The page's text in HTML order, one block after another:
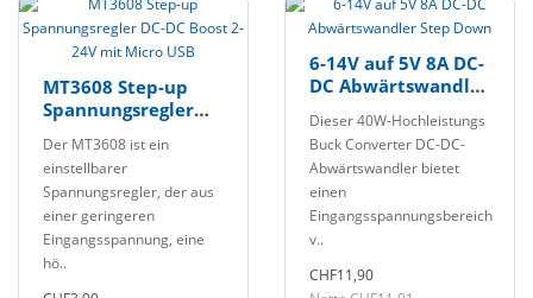
MT3608 Step-up
Spannungsregler
mit Micro USB
Der MT3608 ist ein
einstellbarer
Spannungsregler, der aus
einer geringeren
Eingangsspannung, eine
hö..
6-14V auf 5V 8A DC-
DC Abwärtswandler
Dieser 40W-Hochleistungs
Buck Converter DC-DC-
Abwärtswandler bietet
einen
Eingangsspannungsbereich
v..
CHF11,90